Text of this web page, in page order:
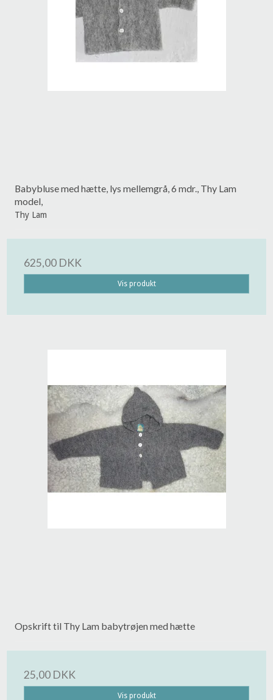
Babybluse med hætte, lys mellemgrå, 6 mdr., Thy Lam
model,
Thy Lam
625,00 DKK
Vis produkt
Opskrift til Thy Lam babytrøjen med hætte
25,00 DKK
Vis produkt